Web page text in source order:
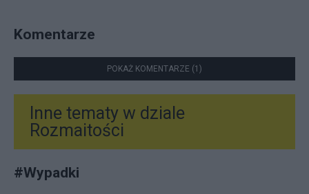
Komentarze
POKAŻ KOMENTARZE (1)
Inne tematy w dziale
Rozmaitości
#Wypadki